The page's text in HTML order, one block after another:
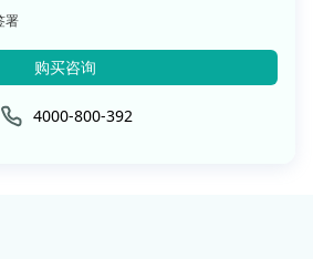
署
购买咨询
4000-800-392